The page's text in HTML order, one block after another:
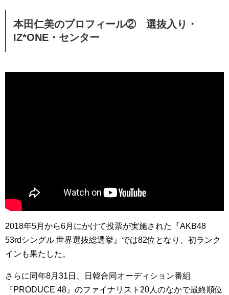
本田仁美のプロフィール② 選抜入り・
IZ*ONE・センター
2018年5月から6月にかけて投票が実施された『AKB48
53rdシングル 世界選抜総選挙』では82位となり、初ランク
インも果たした。
さらに同年8月31日、日韓合同オーディション番組
『PRODUCE 48』のファイナリスト20人のなかで最終順位